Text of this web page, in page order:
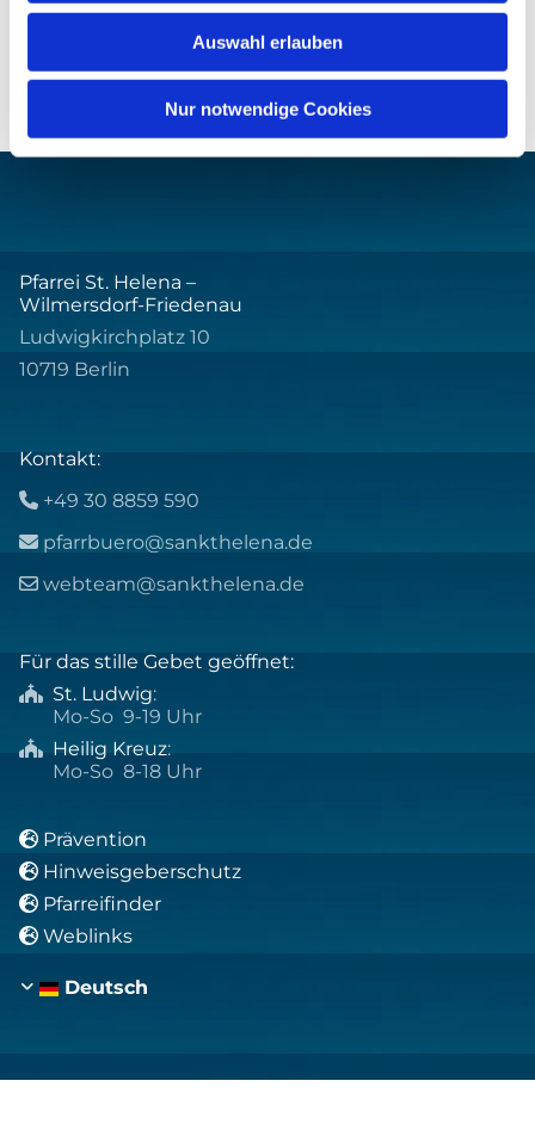
Auswahl erlauben
Nur notwendige Cookies
Pfarrei St. Helena –
Wilmersdorf-Friedenau
Ludwigkirchplatz 10
10719 Berlin
Kontakt:
 +49 30 8859 590
 pfarrbuero@sankthelena.de
 webteam@sankthelena.de
Für das stille Gebet geöffnet:
 St. Ludwig:
Mo-So 9-19 Uhr
 Heilig Kreuz:
Mo-So 8-18 Uhr
 Prävention
 Hinweisgeberschutz
 Pfarreifinder
 Weblinks
Deutsch